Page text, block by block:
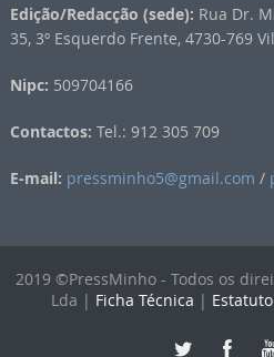
Edição/Redacção (sede): Rua Dr.
35, 3º Esquerdo Frente, 4730-769
Nipc: 509704166
Contactos: Tel.: 912 305 709
E-mail: pressminho5@gmail.com /
2019 ©PressMinho - Todos os
Lda | Ficha Técnica |